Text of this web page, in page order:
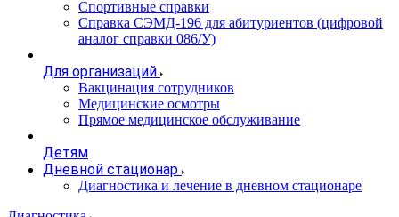
Спортивные справки
Справка СЭМД‑196 для абитуриентов (цифровой
аналог справки 086/У)
Для организаций
Вакцинация сотрудников
Медицинские осмотры
Прямое медицинское обслуживание
Детям
Дневной стационар
Диагностика и лечение в дневном стационаре